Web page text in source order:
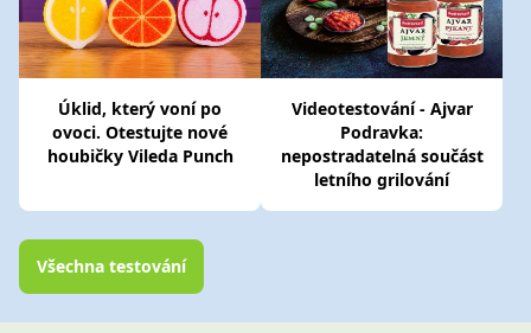
Úklid, který voní po
ovoci. Otestujte nové
houbičky Vileda Punch
Videotestování - Ajvar
Podravka:
nepostradatelná součást
letního grilování
Všechna testování